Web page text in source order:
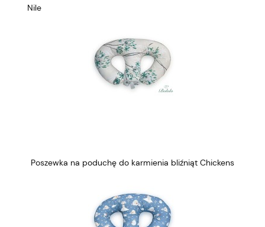
Nile
Poszewka na poduchę do karmienia bliźniąt Chickens